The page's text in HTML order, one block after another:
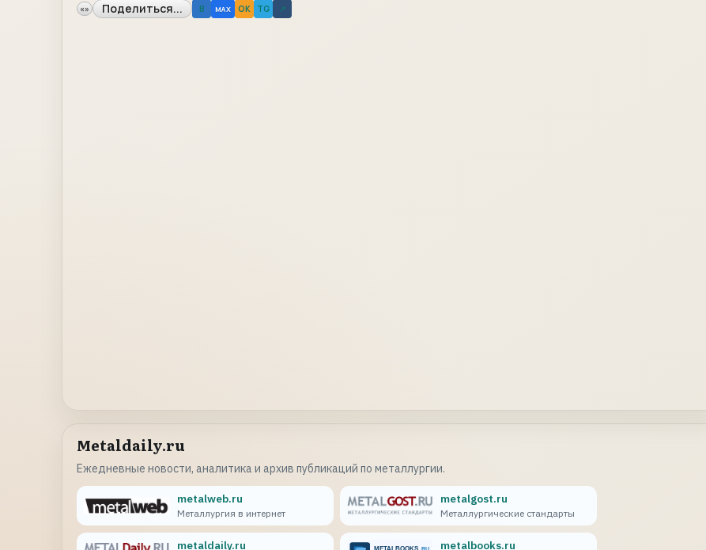
«» Поделиться... B MAX OK TG ↗
Metaldaily.ru
Ежедневные новости, аналитика и архив публикаций по металлургии.
metalweb.ru
Металлургия в интернет
metalgost.ru
Металлургические стандарты
metaldaily.ru metalbooks.ru